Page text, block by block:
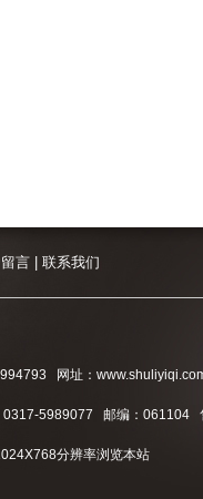
言| 联系我们
网址：
5989077 邮编：061104
分辨率浏览本站